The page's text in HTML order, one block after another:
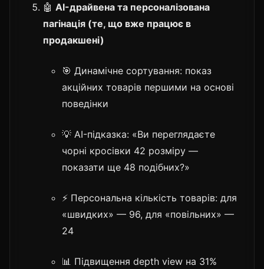
🤖 AI-драйвена та персоналізована
пагінація (те, що вже працює в
продакшені)
🎯 Динамічне сортування: показ
акційних товарів першими на основі
поведінки
💡 AI-підказка: «Ви переглядаєте
чорні кросівки 42 розміру —
показати ще 48 подібних?»
⚡ Персональна кількість товарів: для
«швидких» — 96, для «повільних» —
24
📊 Підвищення depth view на 31%